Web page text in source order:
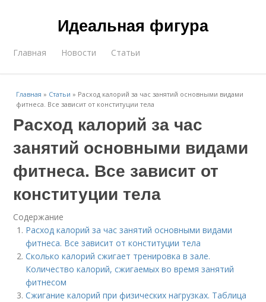
Идеальная фигура
Главная Новости Статьи
Главная » Статьи » Расход калорий за час занятий основными видами
фитнеса. Все зависит от конституции тела
Расход калорий за час
занятий основными видами
фитнеса. Все зависит от
конституции тела
Содержание
Расход калорий за час занятий основными видами
фитнеса. Все зависит от конституции тела
Сколько калорий сжигает тренировка в зале.
Количество калорий, сжигаемых во время занятий
фитнесом
Сжигание калорий при физических нагрузках. Таблица